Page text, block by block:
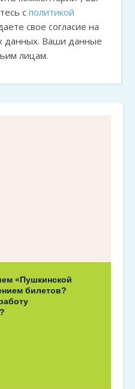
с политикой
свое согласие на
данных. Ваши данные
лицам.
«Пушкинской
билетов?